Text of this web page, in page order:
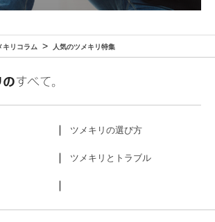
の正しい手順をご紹介します。
キリコラム 人気のツメキリ特集
すべて。
ツメキリの選び方
ツメキリとトラブル